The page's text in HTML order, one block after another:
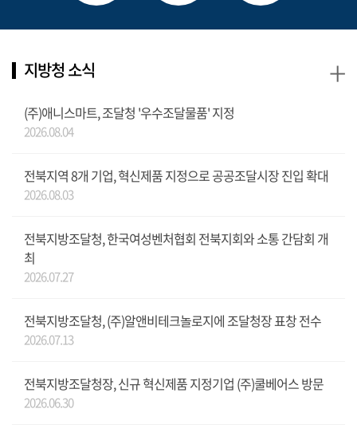
지방청 소식
(주)애니스마트, 조달청 '우수조달물품' 지정
2026.08.04
전북지역 8개 기업, 혁신제품 지정으로 공공조달시장 진입 확대
2026.08.03
전북지방조달청, 한국여성벤처협회 전북지회와 소통 간담회 개
최
2026.07.27
전북지방조달청, (주)알앤비테크놀로지에 조달청장 표창 전수
2026.07.13
전북지방조달청장, 신규 혁신제품 지정기업 (주)쿨베어스 방문
2026.06.30
+